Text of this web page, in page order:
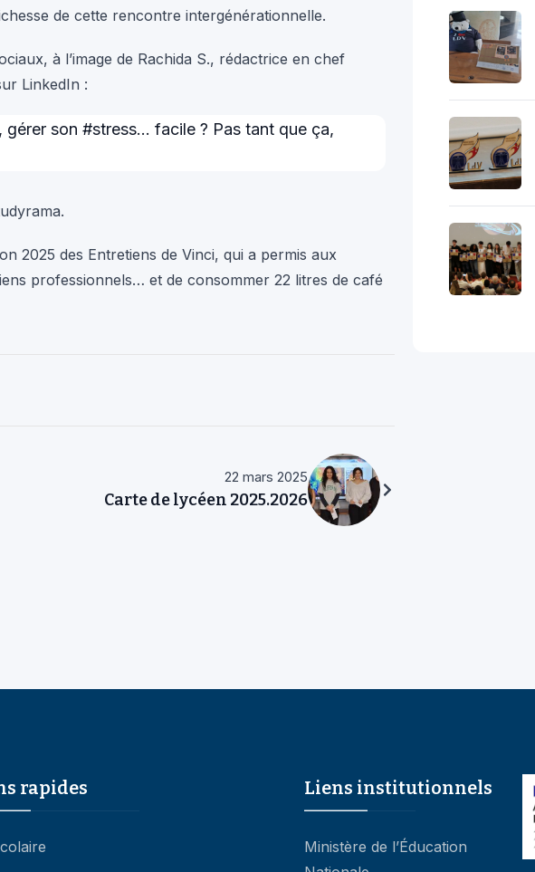
de cette rencontre intergénérationnelle.
à l’image de Rachida S., rédactrice en chef
LinkedIn :
gérer son #stress… facile ? Pas tant que ça,
.
2025 des Entretiens de Vinci, qui a permis aux
professionnels… et de consommer 22 litres de café
22 mars 2025
Carte de lycéen 2025.2026
rapides Liens institutionnels
Ministère de l’Éducation